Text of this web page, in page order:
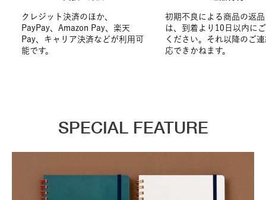
クレジット決済のほか、
PayPay、Amazon Pay、楽天
Pay、キャリア決済などが利用可
能です。
初期不良による商品の返
は、到着より10日以内に
ください。それ以降のご
応できかねます。
SPECIAL FEATURE